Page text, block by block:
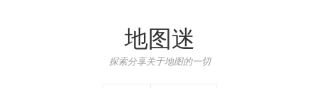
地图迷
探索分享关于地图的一切